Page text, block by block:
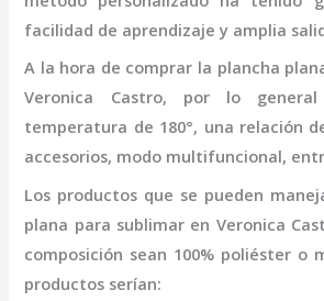
facilidad de aprendizaje y amplia
A la hora de comprar la plancha
Veronica Castro, por lo general
temperatura de 180°, una relación
accesorios, modo multifuncional,
Los productos que se pueden
plana para sublimar en Veronica
composición sean 100% poliéster o
productos serían: